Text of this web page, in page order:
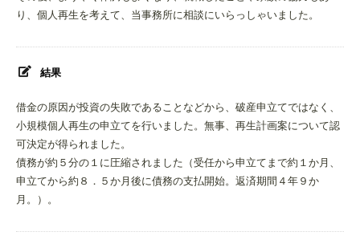
り、個人再生を考えて、当事務所に相談にいらっしゃいました。
結果
借金の原因が投資の失敗であることなどから、破産申立てではなく、
小規模個人再生の申立てを行いました。無事、再生計画案について認
可決定が得られました。
債務が約５分の１に圧縮されました（受任から申立てまで約１か月、
申立てから約８．５か月後に債務の支払開始。返済期間４年９か
月。）。